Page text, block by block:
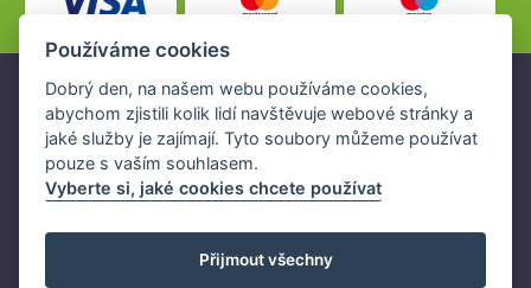
Pojistné produkty jsou nabízeny společností
www.POJISTENI.cz, a.s. na základě platné licence České
národní banky (ČNB).
Licence ČNB umožňuje www.POJISTENI.cz, a.s. poskytovat
Používáme cookies
Dobrý den, na našem webu používáme cookies,
abychom zjistili kolik lidí navštěvuje webové stránky a
jaké služby je zajímají. Tyto soubory můžeme používat
pouze s vaším souhlasem.
Vyberte si, jaké cookies chcete používat
Přijmout všechny